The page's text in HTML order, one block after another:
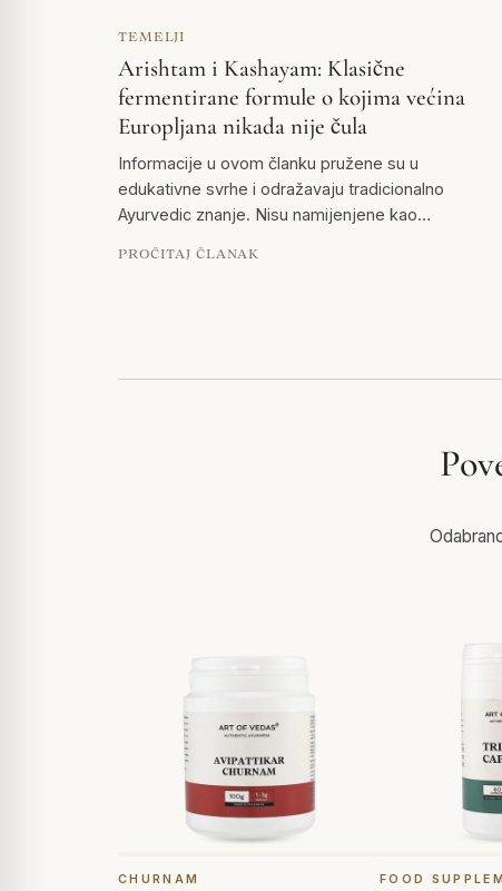
TEMELJI
Arishtam i Kashayam: Klasične
fermentirane formule o kojima većina
Europljana nikada nije čula
Informacije u ovom članku pružene su u
edukativne svrhe i odražavaju tradicionalno
Ayurvedic znanje. Nisu namijenjene kao…
PROČITAJ ČLANAK
CHURNAM FOOD